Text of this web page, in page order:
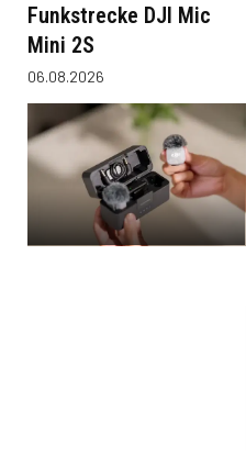
Funkstrecke DJI Mic
Mini 2S
06.08.2026